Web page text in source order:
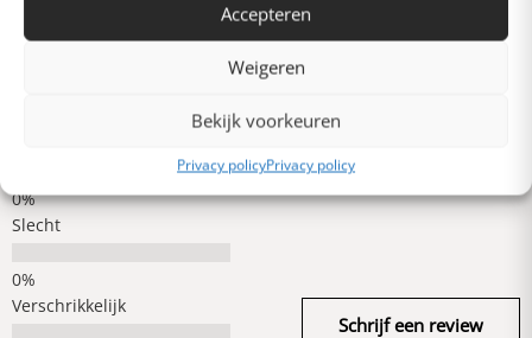
Accepteren
Weigeren
Bekijk voorkeuren
Privacy policyPrivacy policy
Slecht
Verschrikkelijk
Schrijf een review